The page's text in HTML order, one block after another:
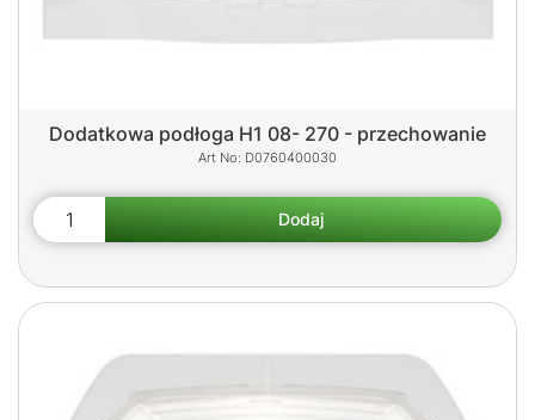
Dodatkowa podłoga H1 08- 270 - przechowanie
D0760400030